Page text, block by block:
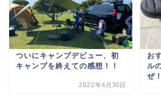
ついにキャンプデビュー、初
キャンプを終えての感想！！
2022年4月30日
お
ル
ぜ！